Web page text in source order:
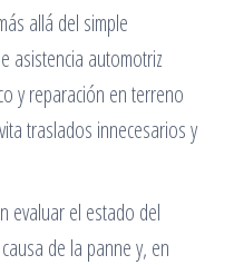
allá del simple
asistencia automotriz
y reparación en terreno
traslados innecesarios y
evaluar el estado del
de la panne y, en